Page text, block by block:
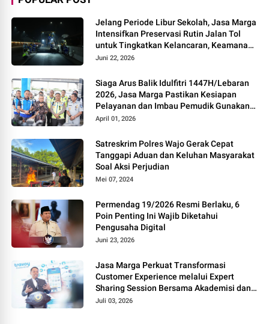
Jelang Periode Libur Sekolah, Jasa Marga
Intensifkan Preservasi Rutin Jalan Tol
untuk Tingkatkan Kelancaran, Keamanan
dan Kenyamanan Perjalanan
Juni 22, 2026
Siaga Arus Balik Idulfitri 1447H/Lebaran
2026, Jasa Marga Pastikan Kesiapan
Pelayanan dan Imbau Pemudik Gunakan
Rest Area Alternatif
April 01, 2026
Satreskrim Polres Wajo Gerak Cepat
Tanggapi Aduan dan Keluhan Masyarakat
Soal Aksi Perjudian
Mei 07, 2024
Permendag 19/2026 Resmi Berlaku, 6
Poin Penting Ini Wajib Diketahui
Pengusaha Digital
Juni 23, 2026
Jasa Marga Perkuat Transformasi
Customer Experience melalui Expert
Sharing Session Bersama Akademisi dan
Praktisi
Juli 03, 2026